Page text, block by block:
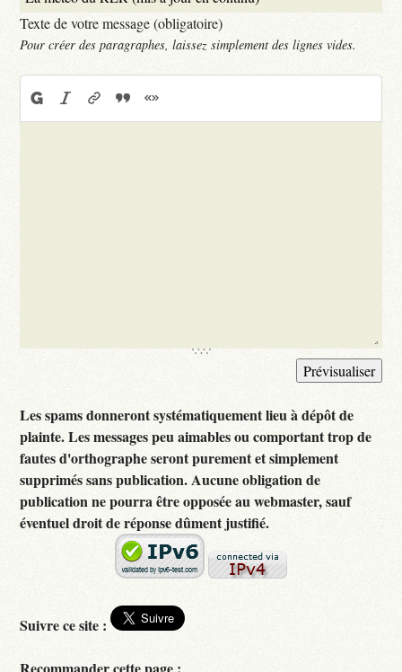
Texte de votre message (obligatoire)
Pour créer des paragraphes, laissez simplement des lignes vides.
Les spams donneront systématiquement lieu à dépôt de
plainte. Les messages peu aimables ou comportant trop de
fautes d'orthographe seront purement et simplement
supprimés sans publication. Aucune obligation de
publication ne pourra être opposée au webmaster, sauf
éventuel droit de réponse dûment justifié.
Suivre ce site :